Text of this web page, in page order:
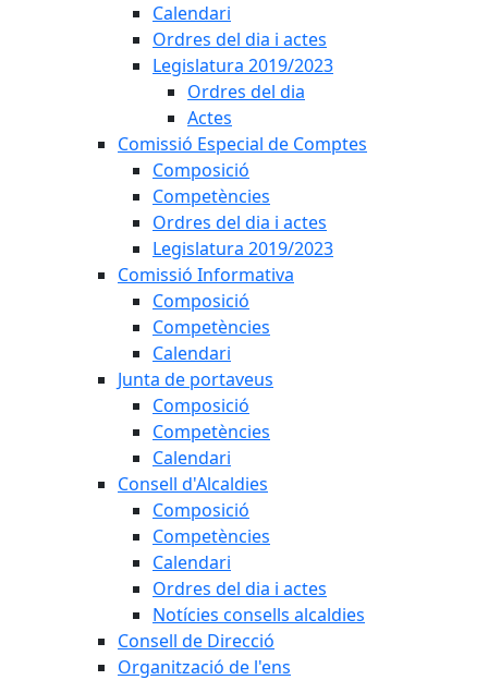
Calendari
Ordres del dia i actes
Legislatura 2019/2023
Ordres del dia
Actes
Comissió Especial de Comptes
Composició
Competències
Ordres del dia i actes
Legislatura 2019/2023
Comissió Informativa
Composició
Competències
Calendari
Junta de portaveus
Composició
Competències
Calendari
Consell d'Alcaldies
Composició
Competències
Calendari
Ordres del dia i actes
Notícies consells alcaldies
Consell de Direcció
Organització de l'ens